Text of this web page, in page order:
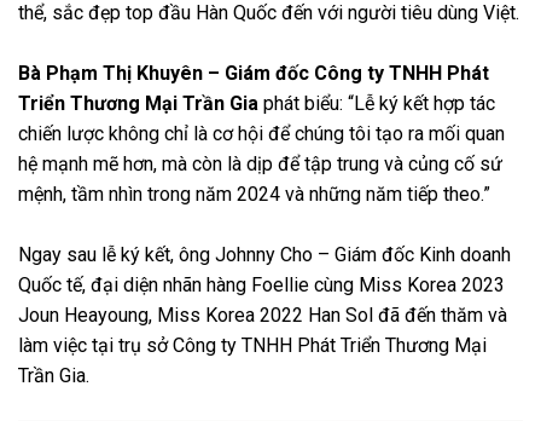
thể, sắc đẹp top đầu Hàn Quốc đến với người tiêu dùng Việt.
Bà Phạm Thị Khuyên – Giám đốc Công ty TNHH Phát
Triển Thương Mại Trần Gia phát biểu: “Lễ ký kết hợp tác
chiến lược không chỉ là cơ hội để chúng tôi tạo ra mối quan
hệ mạnh mẽ hơn, mà còn là dịp để tập trung và củng cố sứ
mệnh, tầm nhìn trong năm 2024 và những năm tiếp theo.”
Ngay sau lễ ký kết, ông Johnny Cho – Giám đốc Kinh doanh
Quốc tế, đại diện nhãn hàng Foellie cùng Miss Korea 2023
Joun Heayoung, Miss Korea 2022 Han Sol đã đến thăm và
làm việc tại trụ sở Công ty TNHH Phát Triển Thương Mại
Trần Gia.